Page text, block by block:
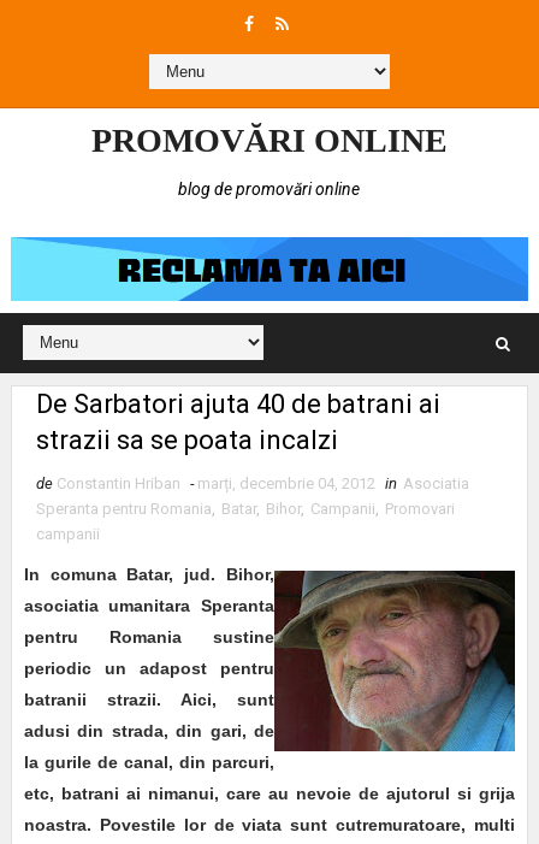
PROMOVĂRI ONLINE
blog de promovări online
De Sarbatori ajuta 40 de batrani ai
strazii sa se poata incalzi
de Constantin Hriban - marți, decembrie 04, 2012 in Asociatia
Speranta pentru Romania, Batar, Bihor, Campanii, Promovari
campanii
In comuna Batar, jud. Bihor,
asociatia umanitara Speranta
pentru Romania sustine
periodic un adapost pentru
batranii strazii. Aici, sunt
adusi din strada, din gari, de
la gurile de canal, din parcuri,
etc, batrani ai nimanui, care au nevoie de ajutorul si grija
noastra. Povestile lor de viata sunt cutremuratoare, multi